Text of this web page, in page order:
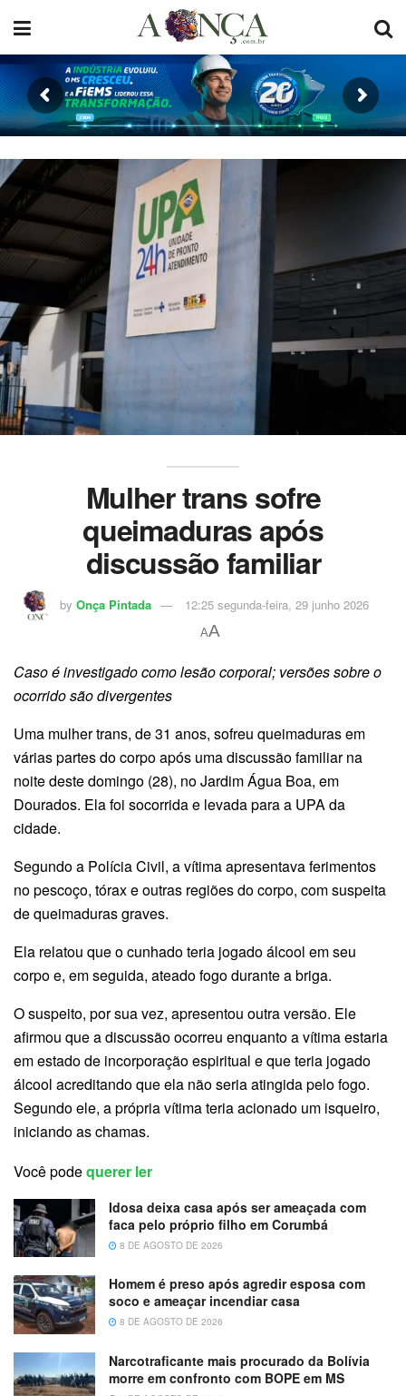
Mulher trans sofre
queimaduras após
discussão familiar
by Onça Pintada 12:25 segunda-feira, 29 junho 2026
AA
Caso é investigado como lesão corporal; versões sobre o
ocorrido são divergentes
Uma mulher trans, de 31 anos, sofreu queimaduras em
várias partes do corpo após uma discussão familiar na
noite deste domingo (28), no Jardim Água Boa, em
Dourados. Ela foi socorrida e levada para a UPA da
cidade.
Segundo a Polícia Civil, a vítima apresentava ferimentos
no pescoço, tórax e outras regiões do corpo, com suspeita
de queimaduras graves.
Ela relatou que o cunhado teria jogado álcool em seu
corpo e, em seguida, ateado fogo durante a briga.
O suspeito, por sua vez, apresentou outra versão. Ele
afirmou que a discussão ocorreu enquanto a vítima estaria
em estado de incorporação espiritual e que teria jogado
álcool acreditando que ela não seria atingida pelo fogo.
Segundo ele, a própria vítima teria acionado um isqueiro,
iniciando as chamas.
Você podequerer ler
Idosa deixa casa após ser ameaçada com
faca pelo próprio filho em Corumbá
8 DE AGOSTO DE 2026
Homem é preso após agredir esposa com
soco e ameaçar incendiar casa
8 DE AGOSTO DE 2026
Narcotraficante mais procurado da Bolívia
morre em confronto com BOPE em MS